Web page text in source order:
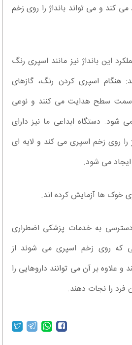
کند و می تواند بانداژ را روی زخم
این بانداژ نیز مانند اسپری رنگ
اسپری کردن رنگ، گازهای
سمت سطح هدایت می کنند و نوعی
دستگاه ابداعی ما نیز دارای
را روی زخم اسپری می کند و لایه ای
می شود.
خوک ها آزمایش کرده اند.
دسترسی به خدمات پزشکی اضطراری
که روی زخم اسپری می شوند از
بر آن می توانند داروهایی را
فرد را نجات دهند.